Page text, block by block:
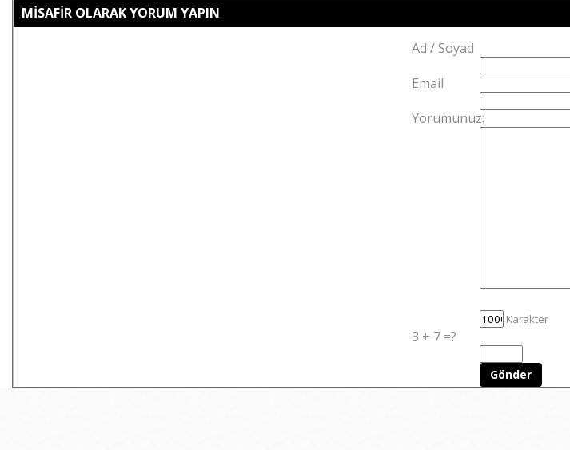
MİSAFİR OLARAK YORUM YAPIN
Ad / Soyad
Email
Yorumunuz:
Karakter
3 + 7 =?